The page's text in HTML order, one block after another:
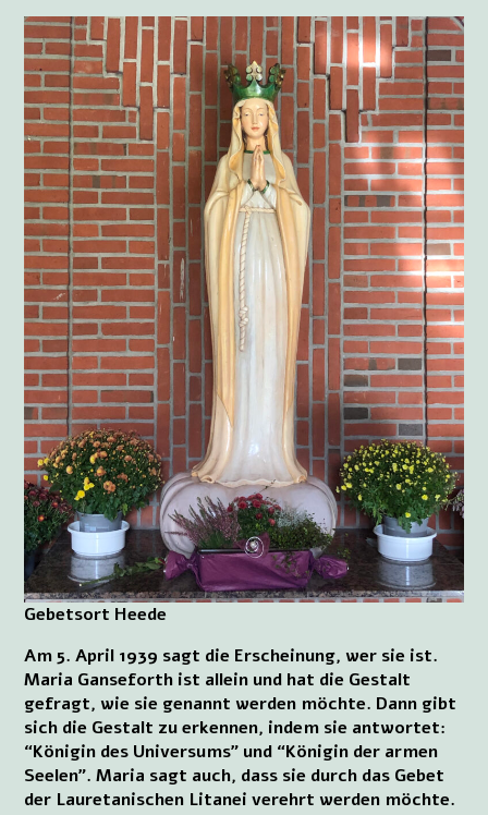
Gebetsort Heede
Am 5. April 1939 sagt die Erscheinung, wer sie ist.
Maria Ganseforth ist allein und hat die Gestalt
gefragt, wie sie genannt werden möchte. Dann gibt
sich die Gestalt zu erkennen, indem sie antwortet:
“Königin des Universums” und “Königin der armen
Seelen”. Maria sagt auch, dass sie durch das Gebet
der Lauretanischen Litanei verehrt werden möchte.